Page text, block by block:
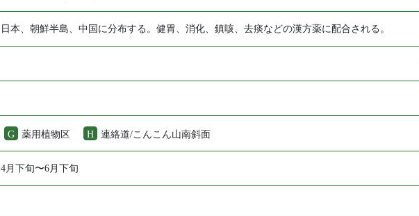
日本、朝鮮半島、中国に分布する。健胃、消化、鎮咳、去痰などの漢方薬に配合される。
G 薬用植物区 H 連絡道/こんこん山南斜面
4月下旬〜6月下旬